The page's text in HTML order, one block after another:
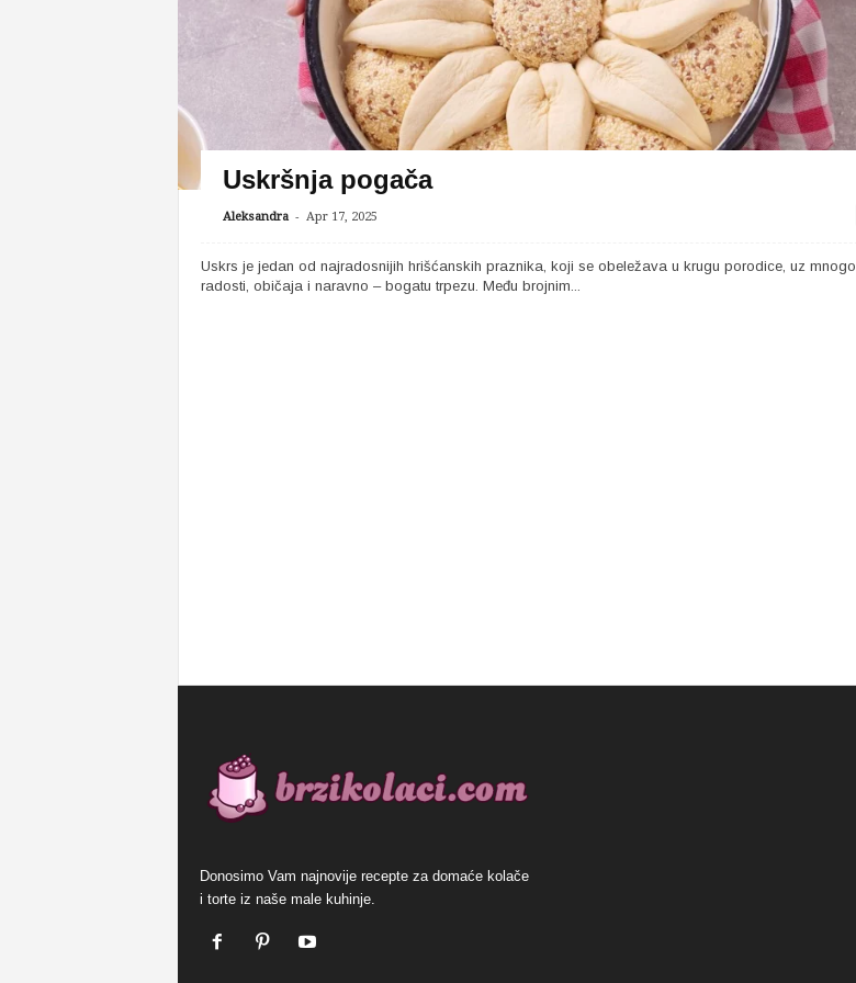
Uskršnja pogača
Aleksandra - Apr 17, 2025
Uskrs je jedan od najradosnijih hrišćanskih praznika, koji se obeležava u krugu porodice, uz mnogo
radosti, običaja i naravno – bogatu trpezu. Među brojnim...
Donosimo Vam najnovije recepte za domaće kolače
i torte iz naše male kuhinje.